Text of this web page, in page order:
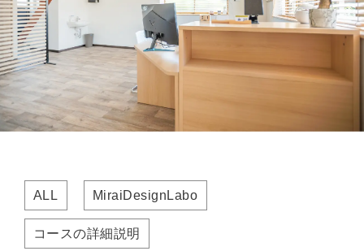
ALL MiraiDesignLabo
コースの詳細説明